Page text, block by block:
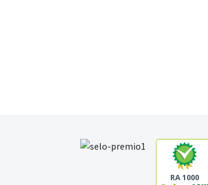
RA 1000